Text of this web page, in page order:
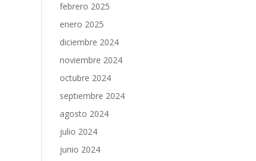
febrero 2025
enero 2025
diciembre 2024
noviembre 2024
octubre 2024
septiembre 2024
agosto 2024
julio 2024
junio 2024